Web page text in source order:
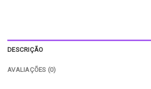
DESCRIÇÃO
AVALIAÇÕES (0)